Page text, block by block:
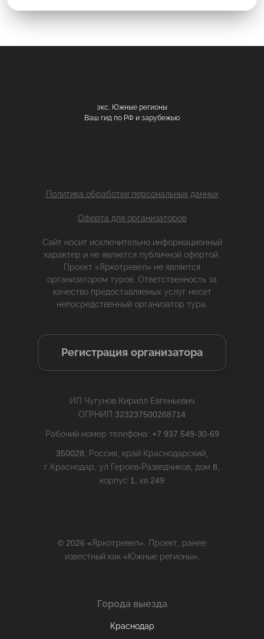
экс. Южные регионы
Ваш гид по РФ и зарубежью
Политика обработки персональных данных
Оферта для организаторов
Сайт носит исключительно информационный
характер и не является публичной офертой.
Проект «Яркотревел» не является
организатором туров. Ответственность за
качество предоставляемых услуг несет
непосредственный организатор тура.
Регистрация организатора
ИП Чугунов Кирилл Евгеньевич
ОГРНИП 323237500268714
Рабочий номер телефона: +7 937 549-30-69
350028, Россия, край Краснодарский,
г.Краснодар, ул Героев-Разведчиков, дом 8,
корпус 1, кв 249
© 2026 «Яркотревел». Проект, ранее
известный как «Южные регионы».
Города выезда
Краснодар